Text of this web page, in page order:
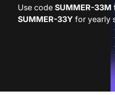
Use code SUMMER-33M
SUMMER-33Y for yearly